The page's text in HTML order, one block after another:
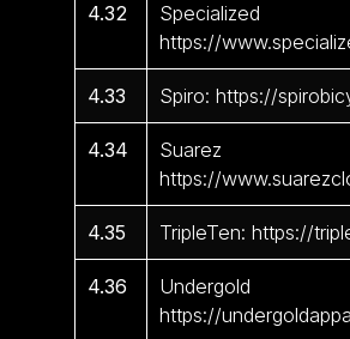
4.32
https://
4.33 Spiro: https://
4.34
Suarez
https://
4.35 TripleTen: https://
4.36
https://